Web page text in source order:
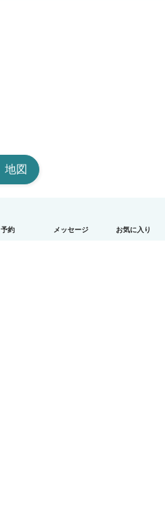
予約 メッセージ お気に入り
地図